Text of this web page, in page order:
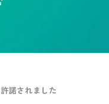
許諾されました